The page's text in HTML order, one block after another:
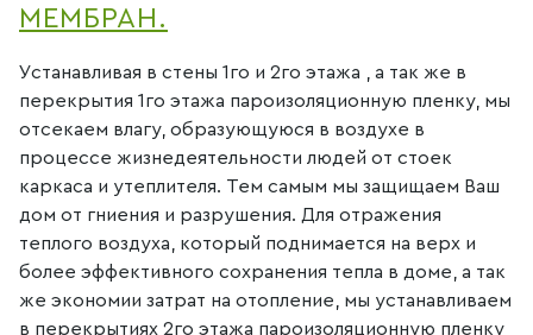
МЕМБРАН.
Устанавливая в стены 1го и 2го этажа , а так же в
перекрытия 1го этажа пароизоляционную пленку, мы
отсекаем влагу, образующуюся в воздухе в
процессе жизнедеятельности людей от стоек
каркаса и утеплителя. Тем самым мы защищаем Ваш
дом от гниения и разрушения. Для отражения
теплого воздуха, который поднимается на верх и
более эффективного сохранения тепла в доме, а так
же экономии затрат на отопление, мы устанавливаем
в перекрытиях 2го этажа пароизоляционную пленку